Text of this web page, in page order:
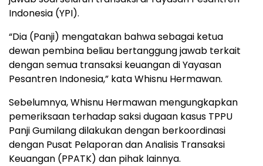
Indonesia (YPI).
“Dia (Panji) mengatakan bahwa sebagai ketua
dewan pembina beliau bertanggung jawab terkait
dengan semua transaksi keuangan di Yayasan
Pesantren Indonesia,” kata Whisnu Hermawan.
Sebelumnya, Whisnu Hermawan mengungkapkan
pemeriksaan terhadap saksi dugaan kasus TPPU
Panji Gumilang dilakukan dengan berkoordinasi
dengan Pusat Pelaporan dan Analisis Transaksi
Keuangan (PPATK) dan pihak lainnya.